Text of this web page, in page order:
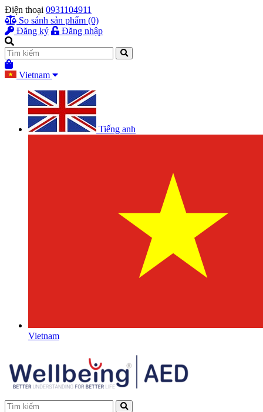
Điện thoại 0931104911
So sánh sản phẩm (0)
Đăng ký
Đăng nhập
Vietnam
Tiếng anh
Vietnam